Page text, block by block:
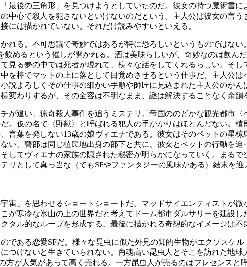
最後の三角形」を見つけようとしていたのだ。彼女の持つ魔術書
中心で殺人を犯さないといけないのだという。主人公は彼女の言
には描かれていない。それだけ読みやすいといえる。
れる。不可思議で奇妙ではあるが特に恐ろしいというものではな
めるという催しが開かれる。酒は美味らしいが、奇妙なのは飲ん
見る夢の中では死者が現れて、様々な話をしてくれるらしい。そ
を棒でマットの上に落として目覚めさせるという仕事だ。主人公
説よろしくその仕事の細かい手順や師匠に見込まれた主人公のが
変わりするが、その全容は不明なまま、謎は解決することなく余韻
が違い、猟奇殺人事件を追うミステリ。帝国ののどかな観光都市
。仮の名で〈野獣〉と呼ばれる犯人の手がかりはほとんどない。
言葉を発しない13歳の娘ヴィエナである。彼女はそのペットの星
い。警部は同じ植民地出身の部下と共に、彼女とペットの行動を
してヴィエナの家族の隠された秘密が明らかになっていく。まる
リとして真っ当な（でもSFやファンタジーの風味がある）結末を
宙」を思わせるショートショートだ。マッドサイエンティストが
が寒冷な氷山の上の世界だと考えてドーム都市ダルサリーを建設
タル的なループを形成する。最後に描かれる奇想的なイメージは不
である恋愛SFだ。様々な昆虫に似た外見の知的生物がエクソスケ
つけないと生きていられない。商魂高い昆虫人とそこを訪れた地
方が人気があって高く売れる。一方昆虫人が売るのはフレセンスと